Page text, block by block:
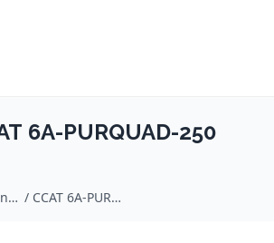
6A-PURQUAD-250
cavi in bobina digitali / Cordial / CCAT 6A-PURQUAD-250